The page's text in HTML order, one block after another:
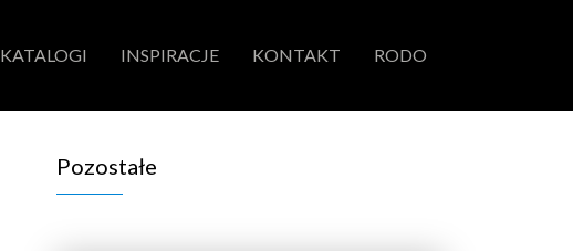
KATALOGI INSPIRACJE KONTAKT RODO
Pozostałe